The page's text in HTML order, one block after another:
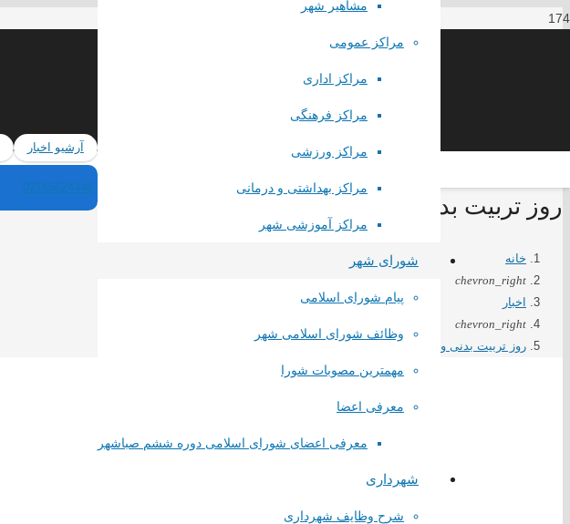
مشاهیر شهر
مراکز عمومی
مراکز اداری
مراکز فرهنگی
مراکز ورزشی
مراکز بهداشتی و درمانی
مراکز آموزشی شهر
شورای شهر
پیام شورای اسلامی
وظائف شورای اسلامی شهر
مهمترین مصوبات شورا
معرفی اعضا
معرفی اعضای شورای اسلامی دوره ششم صباشهر
شهرداری
شرح وظایف شهرداری
آرشیو اخبار
02165624446
روز تربیت بدنی و ورزش مبارک
خانه
chevron_right
اخبار
chevron_right
روز تربیت بدنی و ورزش مبارک